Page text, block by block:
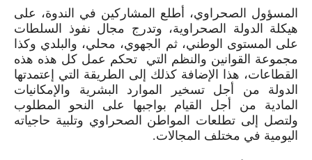
المسؤول الصحراوي، أطلع المشاركين في الندوة، على
هيكلة الدولة الصحراوية، وتدرج مجال نفوذ السلطات
على المستوى الوطني، ثم الجهوي، محلي، والبلدي وكذا
مجموعة القوانين والنظم التي تحكم عمل كل هذه هذه
القطاعات، هذا الإضافة كذلك إلى الطريقة التي إعتمدتها
الدولة من أجل تسخير الموارد البشرية والإمكانيات
المادية من أجل القيام بواجبها على النحو المطلوب
ولتصل إلى تطلعات المواطن الصحراوي وتلبية حاجياته
اليومية في مختلف المجالات.